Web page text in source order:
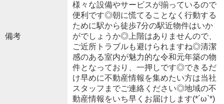
備考
様々な設備やサービスが揃っているので
便利です◎朝に慌てることなく行動する
ために駅から徒歩7分の駅近物件はいか
がでしょうか◎上階はありませんので、
ご近所トラブルも避けられますね◎清潔
感のある室内が魅力的な令和元年築の物
件となっており、一押しです◎できるだ
け早めに不動産情報を集めたい方は当社
スタッフまでご連絡ください◎地域の不
動産情報をいち早くお届けします(*´ω`*)